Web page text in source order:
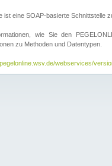
ist eine SOAP-basierte Schnittstelle
wie Sie den
zu Methoden und Datentypen.
webservices/